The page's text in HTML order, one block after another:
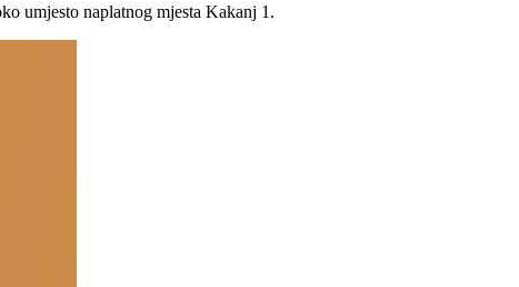
umjesto naplatnog mjesta Kakanj 1.